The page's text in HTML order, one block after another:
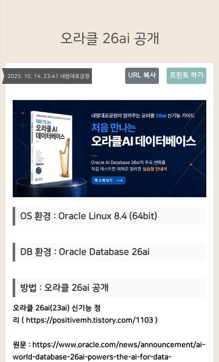
오라클 26ai 공개
2025. 10. 14. 23:41 내맘대로긍정 프린트 하기
URL 복사
OS 환경 : Oracle Linux 8.4 (64bit)
DB 환경 : Oracle Database 26ai
방법 : 오라클 26ai 공개
오라클 26ai(23ai) 신기능 정
리 ( https://positivemh.tistory.com/1103 )
원문 : https://www.oracle.com/news/announcement/ai-
world-database-26ai-powers-the-ai-for-data-